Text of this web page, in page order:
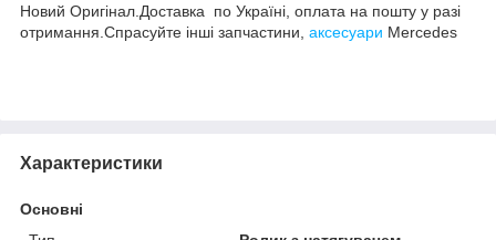
Новий Оригінал.Доставка по Україні, оплата на пошту у разі
отримання.Спрасуйте інші запчастини, аксесуари Mercedes
Характеристики
Основні